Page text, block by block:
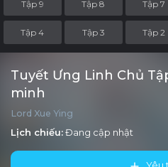
Tập 9 Tập 8 Tập 7
Tập 4 Tập 3 Tập 2
Tuyết Ưng Linh Chủ
minh
Lord Xue Ying
Lịch chiếu:Đang cập nhật